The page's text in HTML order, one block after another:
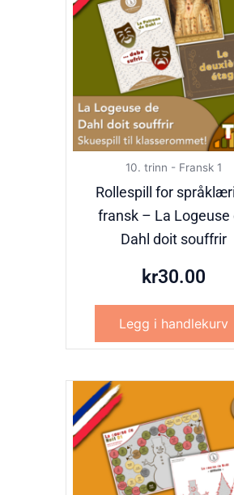
10. trinn - Fransk 1
Rollespill for
fransk – La Logeuse
Dahl doit souffrir
kr30.00
Legg i handlekurv